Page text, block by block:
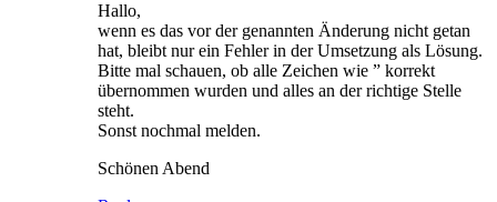
Hallo,
wenn es das vor der genannten Änderung nicht getan
hat, bleibt nur ein Fehler in der Umsetzung als Lösung.
Bitte mal schauen, ob alle Zeichen wie ” korrekt
übernommen wurden und alles an der richtige Stelle
steht.
Sonst nochmal melden.
Schönen Abend